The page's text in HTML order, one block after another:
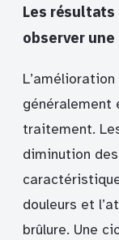
Les résultats
observer
généralement
traitement.
diminution
douleurs et
brûlure. Une